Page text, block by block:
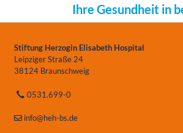
Ihre Gesundheit in
Stiftung Herzogin Elisabeth Hospital
Leipziger Straße 24
38124 Braunschweig
0531.699-0
info@heh-bs.de